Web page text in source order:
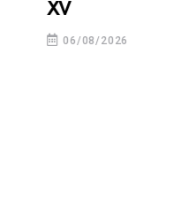
06/08/2026